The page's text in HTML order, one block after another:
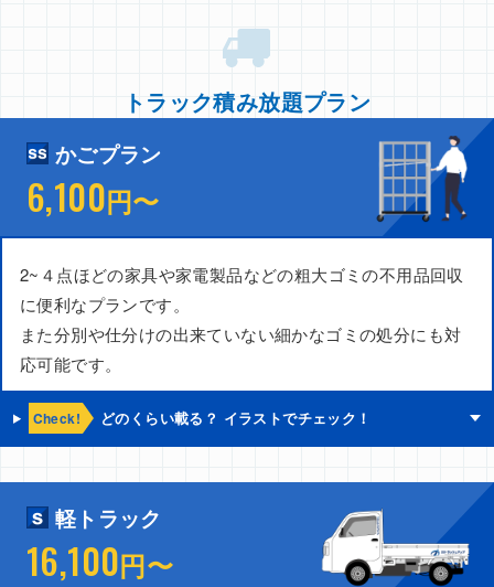
トラック積み放題プラン
かごプラン
6,100円〜
2~４点ほどの家具や家電製品などの粗大ゴミの不用品回収
に便利なプランです。
また分別や仕分けの出来ていない細かなゴミの処分にも対
応可能です。
Check! どのくらい載る？ イラストでチェック！
軽トラック
16,100円〜